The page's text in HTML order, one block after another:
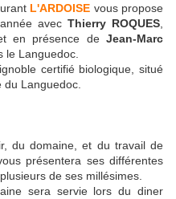
L'ARDOISE vous propose
avecThierry ROQUES
en présence deJean-Marc
le Languedoc.
certifié biologique, situé
Languedoc.
du domaine, et du travail de
présentera ses différentes
de ses millésimes.
sera servie lors du diner